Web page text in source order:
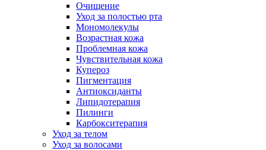
Очищение
Уход за полостью рта
Мономолекулы
Возрастная кожа
Проблемная кожа
Чувствительная кожа
Купероз
Пигментация
Антиоксиданты
Липидотерапия
Пилинги
Карбокситерапия
Уход за телом
Уход за волосами